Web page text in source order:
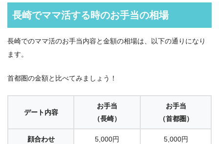
長崎でママ活する時のお手当の相場
長崎でのママ活のお手当内容と金額の相場は、以下の通りになり
ます。
首都圏の金額と比べてみましょう！
デート内容
お手当
（長崎）
お手当
（首都圏）
顔合わせ 5,000円 5,000円